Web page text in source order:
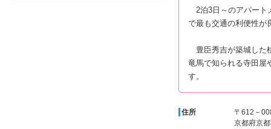
2泊3日～のアパート
で最も交通の利便性が
豊臣秀吉が築城した
竜馬で知られる寺田屋
す。
住所
〒612－
京都府京